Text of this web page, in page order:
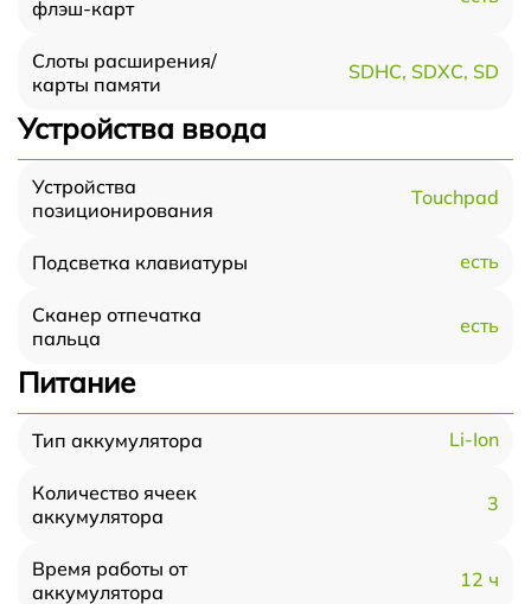
флэш-карт
Слоты расширения/
карты памяти
SDHC, SDXC, SD
Устройства ввода
Устройства
позиционирования
Touchpad
Подсветка клавиатуры есть
Сканер отпечатка
пальца
есть
Питание
Тип аккумулятора Li-Ion
Количество ячеек
аккумулятора
3
Время работы от
аккумулятора
12 ч